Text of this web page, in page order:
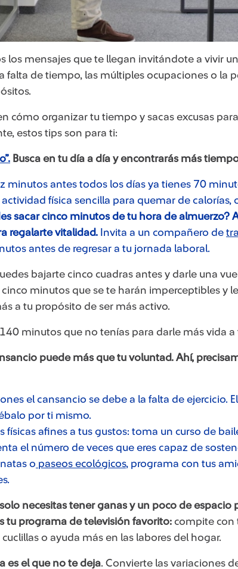
los mensajes que te llegan invitándote a vivir
falta de tiempo, las múltiples ocupaciones o la
cómo organizar tu tiempo y sacas excusas
estos tips son para ti:
Busca en tu día a día y encontrarás más
minutos antes todos los días ya tienes 70
física sencilla para quemar de calorías,
sacar cinco minutos de tu hora de almuerzo?
regalarte vitalidad. Invita a un compañero de
antes de regresar a tu jornada laboral.
bajarte cinco cuadras antes y darle una
minutos que se te harán imperceptibles y
a tu propósito de ser más activo.
minutos que no tenías para darle más vida a
puede más que tu voluntad. Ahí,
el cansancio se debe a la falta de ejercicio.
por ti mismo.
físicas afines a tus gustos: toma un curso de
el número de veces que eres capaz de
o paseos ecológicos​, programa con tus
necesitas tener ganas y un poco de espacio
tu programa de televisión favorito: compite con
o ayuda más en las labores del hogar.
es el que no te deja. Convierte las variaciones